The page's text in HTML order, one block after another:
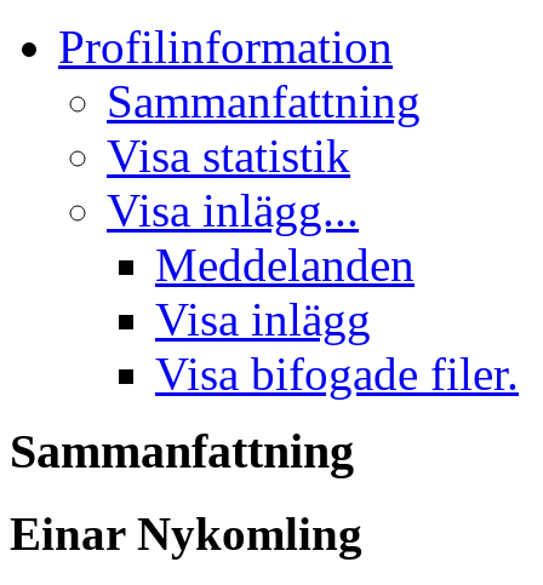
Profilinformation
Sammanfattning
Visa statistik
Visa inlägg...
Meddelanden
Visa inlägg
Visa bifogade filer.
Sammanfattning
Einar Nykomling